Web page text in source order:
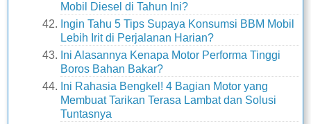
Mobil Diesel di Tahun Ini?
Ingin Tahu 5 Tips Supaya Konsumsi BBM Mobil
Lebih Irit di Perjalanan Harian?
Ini Alasannya Kenapa Motor Performa Tinggi
Boros Bahan Bakar?
Ini Rahasia Bengkel! 4 Bagian Motor yang
Membuat Tarikan Terasa Lambat dan Solusi
Tuntasnya